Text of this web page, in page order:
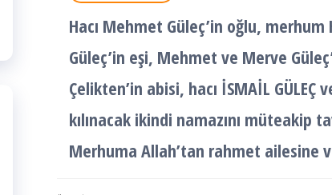
Hacı Mehmet Güleç’in oğlu, merhum
Güleç’in eşi, Mehmet ve Merve
Çelikten’in abisi, hacı İSMAİL
kılınacak ikindi namazını müteakip
Merhuma Allah’tan rahmet ailesine